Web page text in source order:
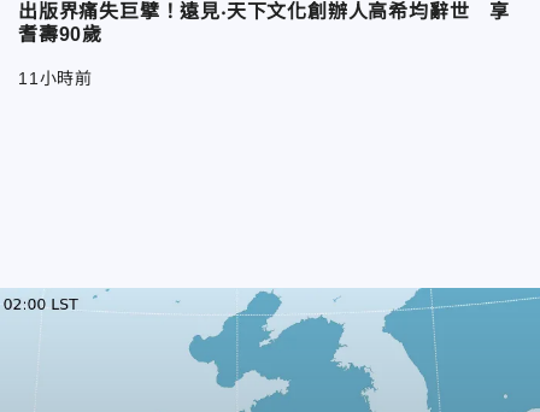
出版界痛失巨擘！遠見‧天下文化創辦人高希均辭世 享
耆壽90歲
11小時前